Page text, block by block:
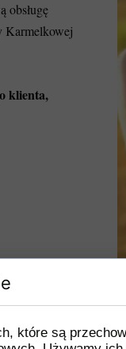
serwisu
obsługę
Karmelkowej
klienta,
które są